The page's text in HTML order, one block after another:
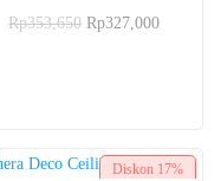
Dinilai
5.00
Rp353,650 Rp327,000
Diskon 17%